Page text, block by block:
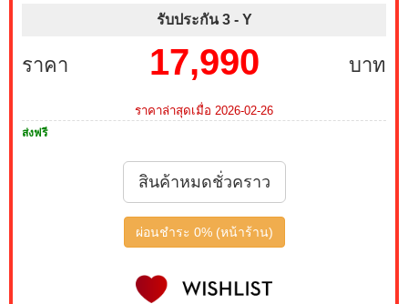
รับประกัน 3 - Y
ราคา บาท
17,990
ราคาล่าสุดเมื่อ 2026-02-26
ส่งฟรี
สินค้าหมดชั่วคราว
ผ่อนชำระ 0% (หน้าร้าน)